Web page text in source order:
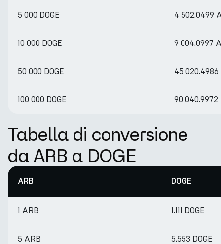
5 000 DOGE 4 502.0499
10 000 DOGE 9 004.0997
50 000 DOGE 45 020.4986
100 000 DOGE 90 040.9972
Tabella di conversione
da ARB a DOGE
ARB DOGE
1 ARB 1.111 DOGE
5 ARB 5.553 DOGE